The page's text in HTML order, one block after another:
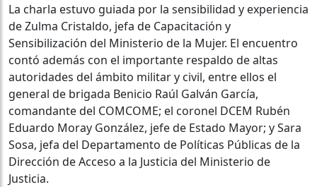
La charla estuvo guiada por la sensibilidad y experiencia
de Zulma Cristaldo, jefa de Capacitación y
Sensibilización del Ministerio de la Mujer. El encuentro
contó además con el importante respaldo de altas
autoridades del ámbito militar y civil, entre ellos el
general de brigada Benicio Raúl Galván García,
comandante del COMCOME; el coronel DCEM Rubén
Eduardo Moray González, jefe de Estado Mayor; y Sara
Sosa, jefa del Departamento de Políticas Públicas de la
Dirección de Acceso a la Justicia del Ministerio de
Justicia.